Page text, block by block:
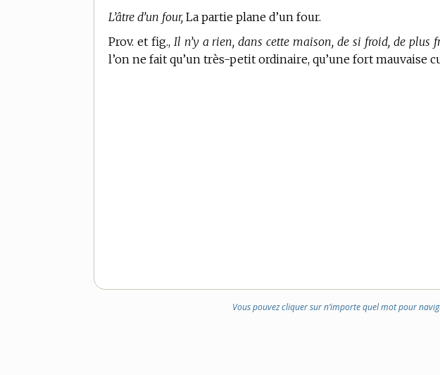
L’âtre d’un four, La partie plane d’un four.
Prov. et fig., Il n’y a rien, dans cette maison, de si froid, de plus
l’on ne fait qu’un très-petit ordinaire, qu’une fort mauvaise
Vous pouvez cliquer sur n’importe quel mot pour